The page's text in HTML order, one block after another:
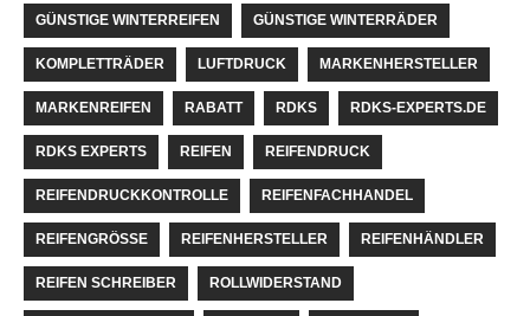
GÜNSTIGE WINTERREIFEN GÜNSTIGE WINTERRÄDER
KOMPLETTRÄDER LUFTDRUCK MARKENHERSTELLER
MARKENREIFEN RABATT RDKS RDKS-EXPERTS.DE
RDKS EXPERTS REIFEN REIFENDRUCK
REIFENDRUCKKONTROLLE REIFENFACHHANDEL
REIFENGRÖSSE REIFENHERSTELLER REIFENHÄNDLER
REIFEN SCHREIBER ROLLWIDERSTAND